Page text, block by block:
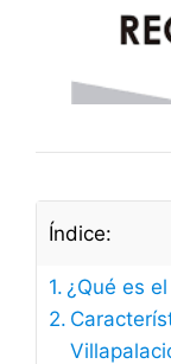
Índice:
¿Qué es